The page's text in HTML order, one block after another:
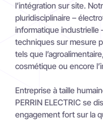
l’intégration sur site.
pluridisciplinaire –
informatique industrielle
techniques sur mesure
tels que
cosmétique ou encore
Entreprise à taille
PERRIN ELECTRIC se
engagement fort sur la